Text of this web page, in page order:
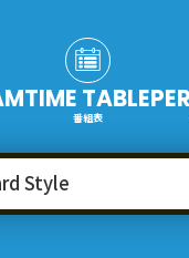
Style
TIME TABLE
番組表